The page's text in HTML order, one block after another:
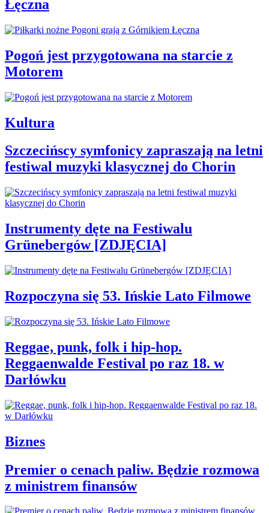
Łęczna
Pogoń jest przygotowana na starcie z
Motorem
Kultura
Szczecińscy symfonicy zapraszają na letni
festiwal muzyki klasycznej do Chorin
Instrumenty dęte na Festiwalu
Grünebergów [ZDJĘCIA]
Rozpoczyna się 53. Ińskie Lato Filmowe
Reggae, punk, folk i hip-hop.
Reggaenwalde Festival po raz 18. w
Darłówku
Biznes
Premier o cenach paliw. Będzie rozmowa
z ministrem finansów